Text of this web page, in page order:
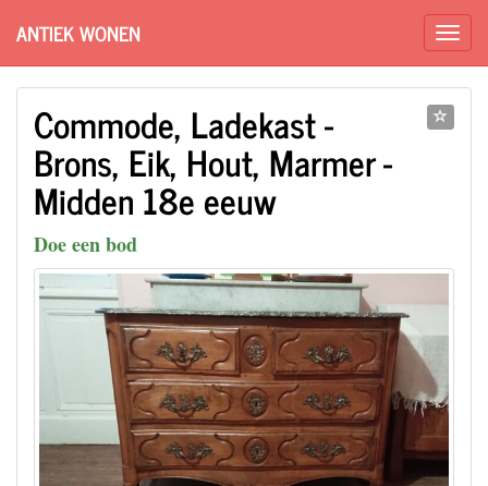
ANTIEK WONEN
Commode, Ladekast -
Brons, Eik, Hout, Marmer -
Midden 18e eeuw
Doe een bod